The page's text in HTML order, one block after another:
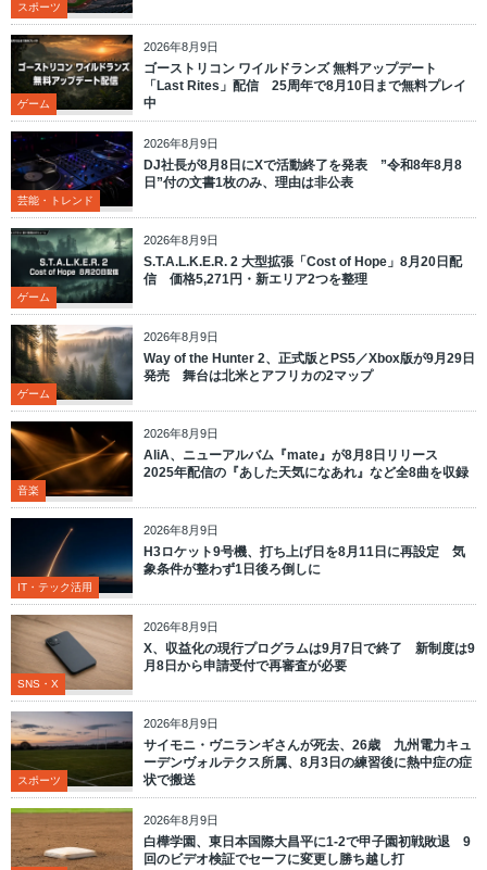
スポーツ
2026年8月9日
ゲーム
ゴーストリコン ワイルドランズ 無料アップデート
「Last Rites」配信 25周年で8月10日まで無料プレイ
中
2026年8月9日
芸能・トレンド
DJ社長が8月8日にXで活動終了を発表 ”令和8年8月8
日”付の文書1枚のみ、理由は非公表
2026年8月9日
ゲーム
S.T.A.L.K.E.R. 2 大型拡張「Cost of Hope」8月20日配
信 価格5,271円・新エリア2つを整理
2026年8月9日
ゲーム
Way of the Hunter 2、正式版とPS5／Xbox版が9月29日
発売 舞台は北米とアフリカの2マップ
2026年8月9日
音楽
AliA、ニューアルバム『mate』が8月8日リリース
2025年配信の『あした天気になあれ』など全8曲を収録
2026年8月9日
IT・テック活用
H3ロケット9号機、打ち上げ日を8月11日に再設定 気
象条件が整わず1日後ろ倒しに
2026年8月9日
SNS・X
X、収益化の現行プログラムは9月7日で終了 新制度は9
月8日から申請受付で再審査が必要
2026年8月9日
スポーツ
サイモニ・ヴニランギさんが死去、26歳 九州電力キュ
ーデンヴォルテクス所属、8月3日の練習後に熱中症の症
状で搬送
2026年8月9日
白樺学園、東日本国際大昌平に1-2で甲子園初戦敗退 9
回のビデオ検証でセーフに変更し勝ち越し打